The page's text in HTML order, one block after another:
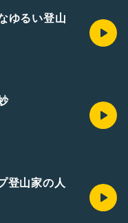
ゆるい登山
登山家の人